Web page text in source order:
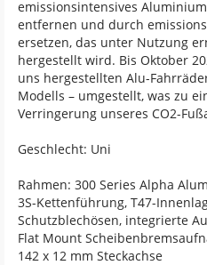
emissionsintensives
entfernen und durch
ersetzen, das unter Nutzung
hergestellt wird. Bis Oktober
uns hergestellten Alu-
Modells – umgestellt, was zu
Verringerung unseres CO2-
Geschlecht: Uni
Rahmen: 300 Series Alpha
3S-Kettenführung, T47-
Schutzblechösen, integrierte
Flat Mount
142 x 12 mm Steckachse